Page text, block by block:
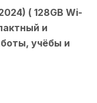
( 128GB Wi-
и
учёбы и